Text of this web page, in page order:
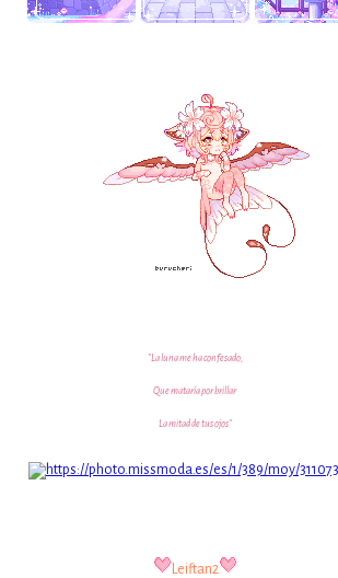
"La luna me ha confesado,
Que mataría por brillar
La mitad de tus ojos"
Leiftan2